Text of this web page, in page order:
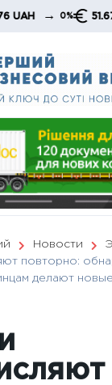
→ 0% 51.67 UAH
Новости
повторно:
делают